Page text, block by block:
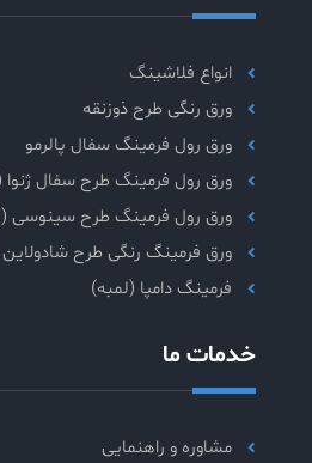
انواع فلاشینگ
ورق رنگی طرح ذوزنقه
ورق رول فرمینگ سفال پالرمو
ورق رول فرمینگ طرح سفال ژنوا (
ورق رول فرمینگ طرح سینوسی
ورق فرمینگ رنگی طرح شادولاین
فرمینگ دامپا (لمبه)
خدمات ما
مشاوره و راهنمایی